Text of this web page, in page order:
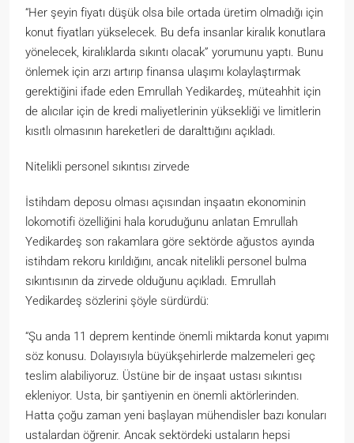
“Her şeyin fiyatı düşük olsa bile ortada üretim olmadığı için
konut fiyatları yükselecek. Bu defa insanlar kiralık konutlara
yönelecek, kiralıklarda sıkıntı olacak” yorumunu yaptı. Bunu
önlemek için arzı artırıp finansa ulaşımı kolaylaştırmak
gerektiğini ifade eden Emrullah Yedikardeş, müteahhit için
de alıcılar için de kredi maliyetlerinin yüksekliği ve limitlerin
kısıtlı olmasının hareketleri de daralttığını açıkladı.
Nitelikli personel sıkıntısı zirvede
İstihdam deposu olması açısından inşaatın ekonominin
lokomotifi özelliğini hala koruduğunu anlatan Emrullah
Yedikardeş son rakamlara göre sektörde ağustos ayında
istihdam rekoru kırıldığını, ancak nitelikli personel bulma
sıkıntısının da zirvede olduğunu açıkladı. Emrullah
Yedikardeş sözlerini şöyle sürdürdü:
“Şu anda 11 deprem kentinde önemli miktarda konut yapımı
söz konusu. Dolayısıyla büyükşehirlerde malzemeleri geç
teslim alabiliyoruz. Üstüne bir de inşaat ustası sıkıntısı
ekleniyor. Usta, bir şantiyenin en önemli aktörlerinden.
Hatta çoğu zaman yeni başlayan mühendisler bazı konuları
ustalardan öğrenir. Ancak sektördeki ustaların hepsi